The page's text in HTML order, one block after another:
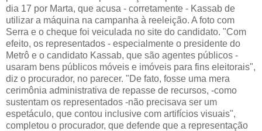
dia 17 por Marta, que acusa - corretamente - Kassab de
utilizar a máquina na campanha à reeleição. A foto com
Serra e o cheque foi veiculada no site do candidato. "Com
efeito, os representados - especialmente o presidente do
Metrô e o candidato Kassab, que são agentes públicos -
usaram bens públicos móveis e imóveis para fins eleitorais",
diz o procurador, no parecer. "De fato, fosse uma mera
cerimônia administrativa de repasse de recursos, -como
sustentam os representados -não precisava ser um
espetáculo, que contou inclusive com artifícios visuais",
completou o procurador, que defende que a representação